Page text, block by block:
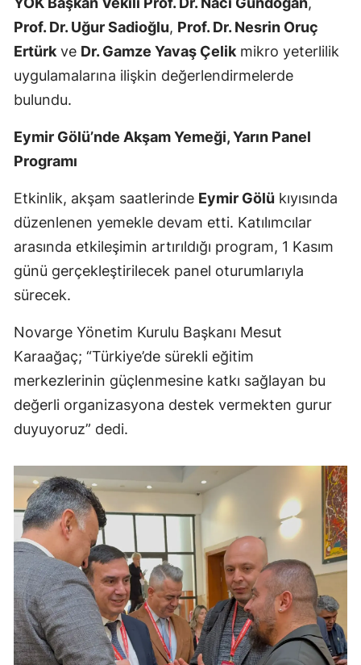
Yalova
Karabük
Osmaniye
Prof. Dr. Uğur Sadioğlu, Prof. Dr. Nesrin Oruç
Ertürk ve Dr. Gamze Yavaş Çelik mikro yeterlilik
uygulamalarına ilişkin değerlendirmelerde
bulundu.
Eymir Gölü’nde Akşam Yemeği, Yarın Panel
Programı
Etkinlik, akşam saatlerinde Eymir Gölü kıyısında
düzenlenen yemekle devam etti. Katılımcılar
arasında etkileşimin artırıldığı program, 1 Kasım
günü gerçekleştirilecek panel oturumlarıyla
sürecek.
Novarge Yönetim Kurulu Başkanı Mesut
Karaağaç; “Türkiye’de sürekli eğitim
merkezlerinin güçlenmesine katkı sağlayan bu
değerli organizasyona destek vermekten gurur
duyuyoruz” dedi.